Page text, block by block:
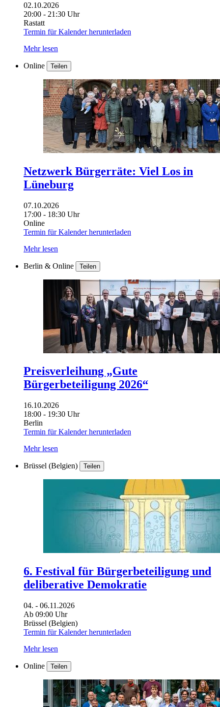
02.10.2026
20:00 - 21:30 Uhr
Rastatt
Termin für Kalender herunterladen
Mehr lesen
Online Teilen
Netzwerk Bürgerräte: Viel Los in
Lüneburg
07.10.2026
17:00 - 18:30 Uhr
Online
Termin für Kalender herunterladen
Mehr lesen
Berlin & Online Teilen
Preisverleihung „Gute
Bürgerbeteiligung 2026“
16.10.2026
18:00 - 19:30 Uhr
Berlin
Termin für Kalender herunterladen
Mehr lesen
Brüssel (Belgien) Teilen
6. Festival für Bürgerbeteiligung und
deliberative Demokratie
04. - 06.11.2026
Ab 09:00 Uhr
Brüssel (Belgien)
Termin für Kalender herunterladen
Mehr lesen
Online Teilen